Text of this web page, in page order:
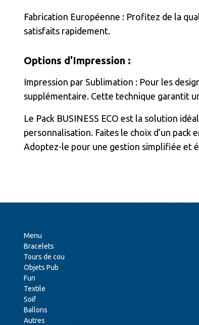
Fabrication Européenne : Profitez de la
satisfaits rapidement.
Options d'Impression :
Impression par Sublimation : Pour les
supplémentaire. Cette technique garantit
Le Pack BUSINESS ECO est la solution
personnalisation. Faites le choix d’un
Adoptez-le pour une gestion simplifiée et
Menu
Bracelets
Tours de cou
Objets Pub
Fun
Textile
Soif
Ballons
Autres